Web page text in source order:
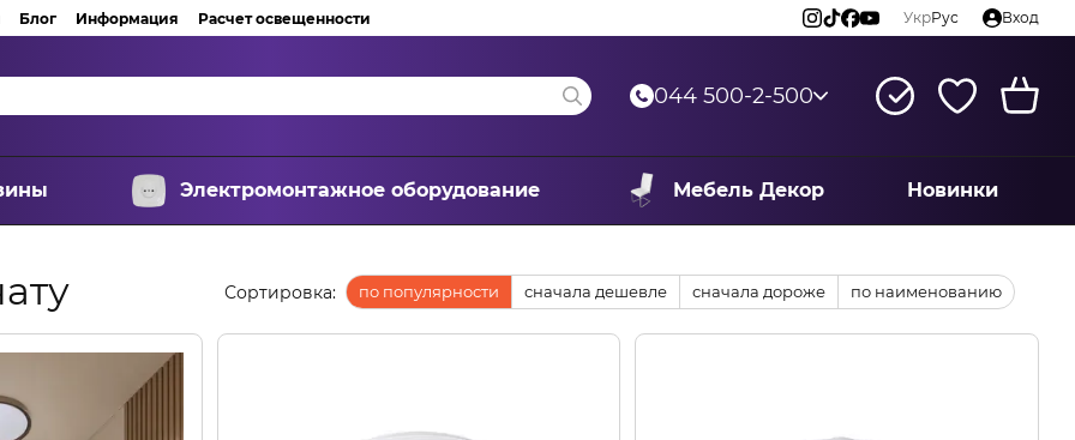
Блог Информация Расчет освещенности УкрРус Вход
044 500-2-500
Электромонтажное оборудование Мебель Декор Новинки
Сортировка: по популярности сначала дешевле сначала дороже по наименованию